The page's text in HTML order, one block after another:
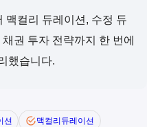
맥컬리 듀레이션, 수정 듀
권 투자 전략까지 한 번에
했습니다.
션
맥컬리듀레이션